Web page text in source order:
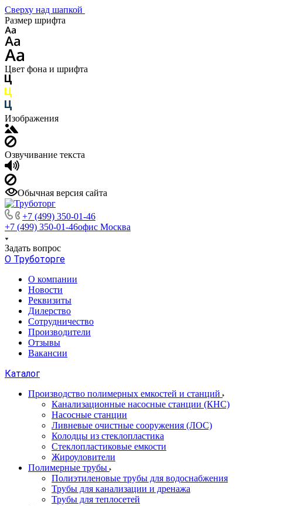
Сверху над шапкой
Размер шрифта
Цвет фона и шрифта
Изображения
Озвучивание текста
Обычная версия сайта
+7 (499) 350-01-46
+7 (499) 350-01-46офис Москва
Задать вопрос
О Труботорге
О компании
Новости
Реквизиты
Дилерство
Сотрудничество
Производители
Отзывы
Вакансии
Каталог
Производство полимерных емкостей и станций
Канализационные насосные станции (КНС)
Насосные станции
Ливневые очистные сооружения (ЛОС)
Колодцы из стеклопластика
Стеклопластиковые емкости
Жироуловители
Полимерные трубы
Полиэтиленовые трубы для водоснабжения
Трубы для канализации и дренажа
Трубы для теплосетей